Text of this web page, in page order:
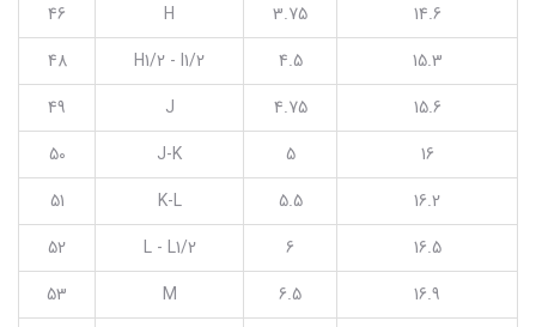
14.6
3.75
H
46
15.3
4.5
H1/2 - I1/2
48
15.6
4.75
J
49
16
5
J-K
50
16.2
5.5
K-L
51
16.5
6
L - L1/2
52
16.9
6.5
M
53